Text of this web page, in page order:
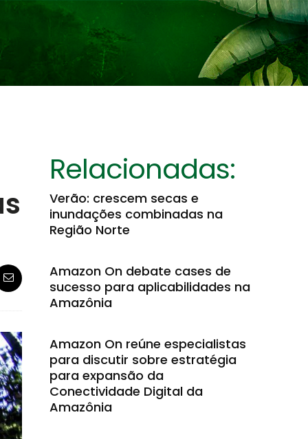
Relacionadas:
Verão: crescem secas e
inundações combinadas na
Região Norte
Amazon On debate cases de
sucesso para aplicabilidades na
Amazônia
Amazon On reúne especialistas
para discutir sobre estratégia
para expansão da
Conectividade Digital da
Amazônia